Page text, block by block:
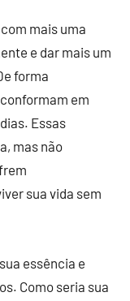
mais uma
e dar mais um
forma
em
Essas
mas não
sua vida sem
essência e
Como seria sua